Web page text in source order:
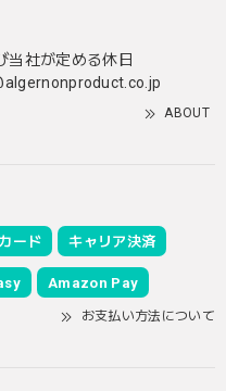
当社が定める休日
ABOUT
ード キャリア決済
Amazon Pay
お支払い方法について